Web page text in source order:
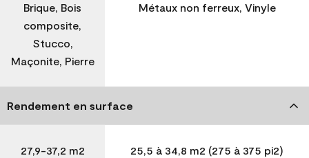
Brique, Bois
composite,
Stucco,
Maçonite, Pierre
Métaux non ferreux, Vinyle
Rendement en surface
27,9-37,2 m2
25,5 à 34,8 m2 (275 à 375 pi2)